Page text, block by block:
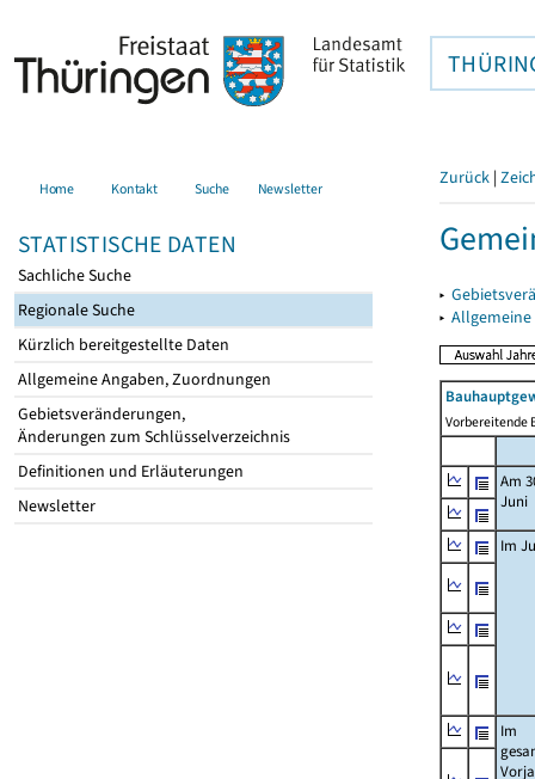
Home Kontakt Suche Newsletter
STATISTISCHE DATEN
Sachliche Suche
Regionale Suche
Kürzlich bereitgestellte Daten
Allgemeine Angaben, Zuordnungen
Gebietsveränderungen,
Änderungen zum Schlüsselverzeichnis
Definitionen und Erläuterungen
Newsletter
Zurück |
▸
▸
Vorbereitende
Am
Juni
Im
Im